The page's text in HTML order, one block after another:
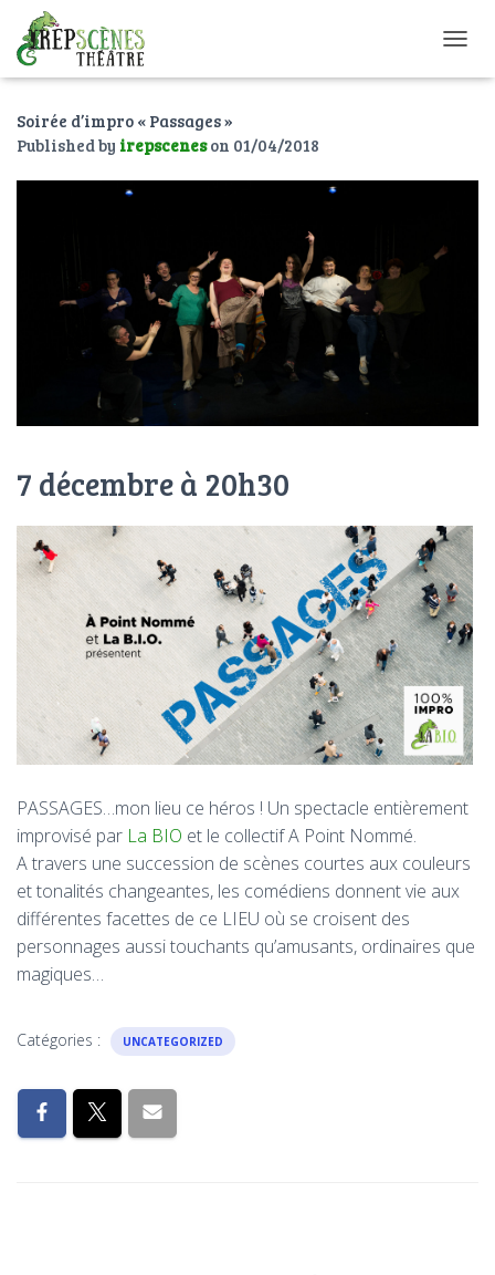
U
/
O
N
Soirée d’impro « Passages »
Published by irepsceneson 01/04/2018
7 décembre à 20h30
PASSAGES…mon lieu ce héros ! Un spectacle entièrement
improvisé par La BIO et le collectif A Point Nommé.
A travers une succession de scènes courtes aux couleurs
et tonalités changeantes, les comédiens donnent vie aux
différentes facettes de ce LIEU où se croisent des
personnages aussi touchants qu’amusants, ordinaires que
magiques…
Catégories : UNCATEGORIZED